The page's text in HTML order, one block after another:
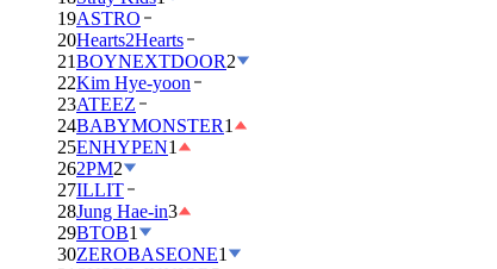
19ASTRO
20Hearts2Hearts
21BOYNEXTDOOR2
22Kim Hye-yoon
23ATEEZ
24BABYMONSTER1
25ENHYPEN1
262PM2
27ILLIT
28Jung Hae-in3
29BTOB1
30ZEROBASEONE1